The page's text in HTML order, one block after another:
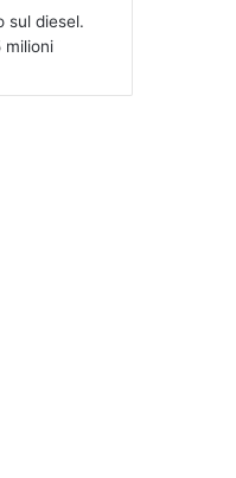
sul diesel.
milioni